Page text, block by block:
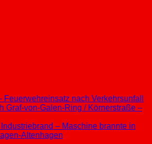
Feuerwehreinsatz nach Verkehrsunfall
Graf-von-Galen-Ring / Körnerstraße –
– Maschine brannte in
Altenhagen